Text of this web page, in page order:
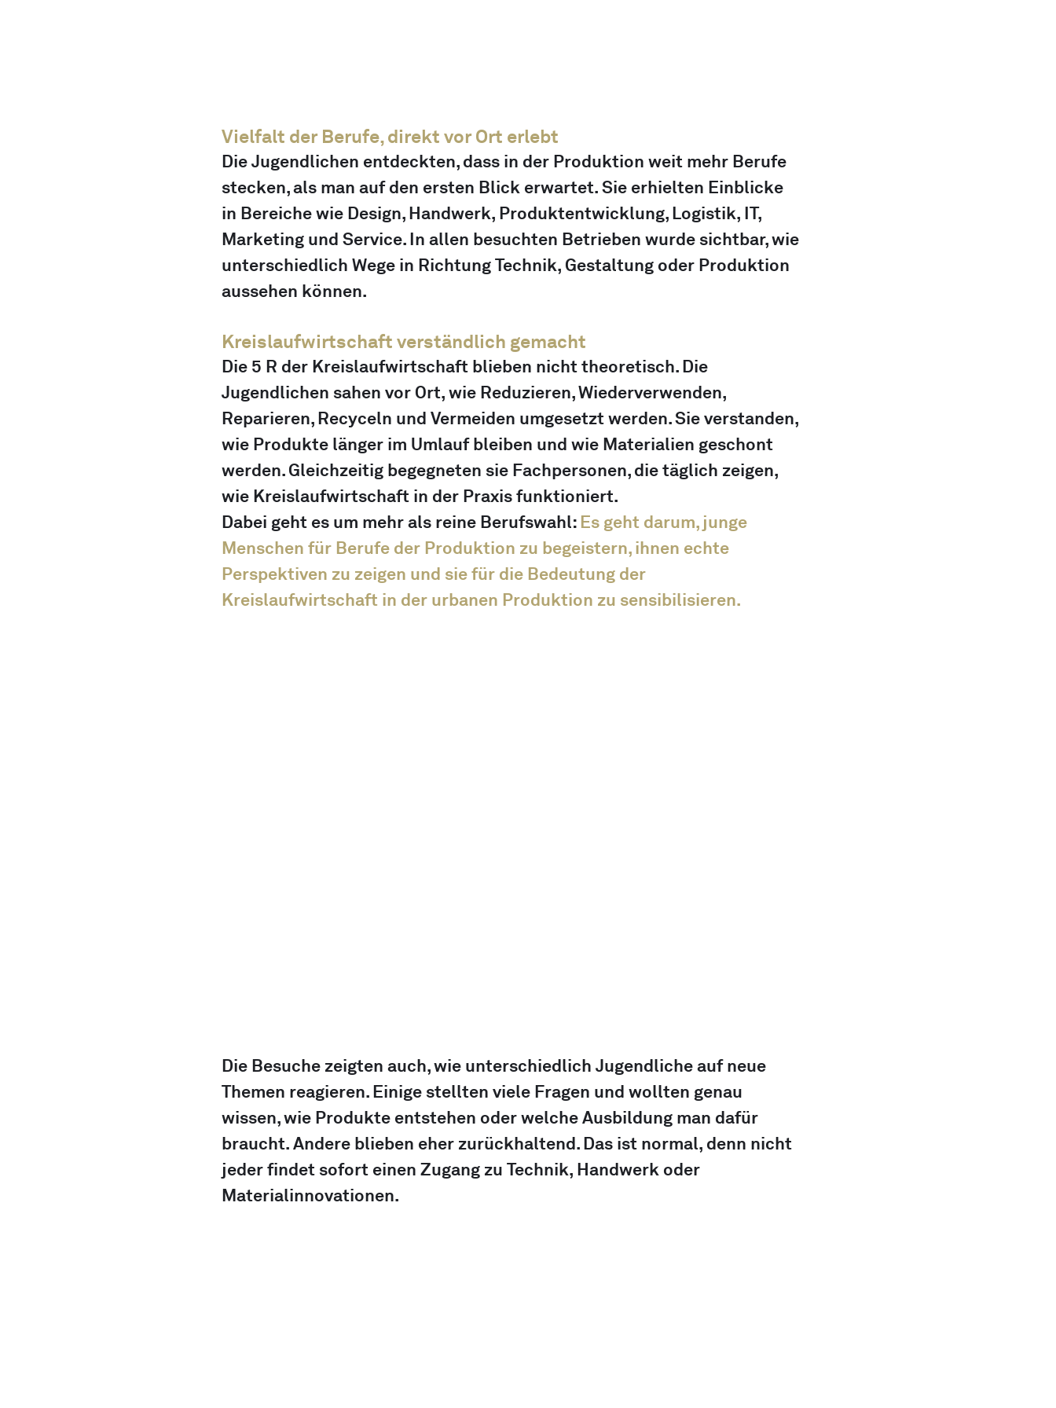
Vielfalt der Berufe, direkt vor Ort erlebt
Die Jugendlichen entdeckten, dass in der Produktion weit mehr Berufe
stecken, als man auf den ersten Blick erwartet. Sie erhielten Einblicke
in Bereiche wie Design, Handwerk, Produktentwicklung, Logistik, IT,
Marketing und Service. In allen besuchten Betrieben wurde sichtbar, wie
unterschiedlich Wege in Richtung Technik, Gestaltung oder Produktion
aussehen können.
Kreislaufwirtschaft verständlich gemacht
Die 5 R der Kreislaufwirtschaft blieben nicht theoretisch. Die
Jugendlichen sahen vor Ort, wie Reduzieren, Wiederverwenden,
Reparieren, Recyceln und Vermeiden umgesetzt werden. Sie verstanden,
wie Produkte länger im Umlauf bleiben und wie Materialien geschont
werden. Gleichzeitig begegneten sie Fachpersonen, die täglich zeigen,
wie Kreislaufwirtschaft in der Praxis funktioniert.
Dabei geht es um mehr als reine Berufswahl: Es geht darum, junge
Menschen für Berufe der Produktion zu begeistern, ihnen echte
Perspektiven zu zeigen und sie für die Bedeutung der
Kreislaufwirtschaft in der urbanen Produktion zu sensibilisieren.
Die Besuche zeigten auch, wie unterschiedlich Jugendliche auf neue
Themen reagieren. Einige stellten viele Fragen und wollten genau
wissen, wie Produkte entstehen oder welche Ausbildung man dafür
braucht. Andere blieben eher zurückhaltend. Das ist normal, denn nicht
jeder findet sofort einen Zugang zu Technik, Handwerk oder
Materialinnovationen.